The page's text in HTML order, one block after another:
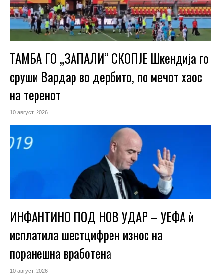
ТАМБА ГО „ЗАПАЛИ“ СКОПЈЕ Шкендија го
сруши Вардар во дербито, по мечот хаос
на теренот
10 август, 2026
ИНФАНТИНО ПОД НОВ УДАР – УЕФА ѝ
исплатила шестцифрен износ на
поранешна вработена
10 август, 2026